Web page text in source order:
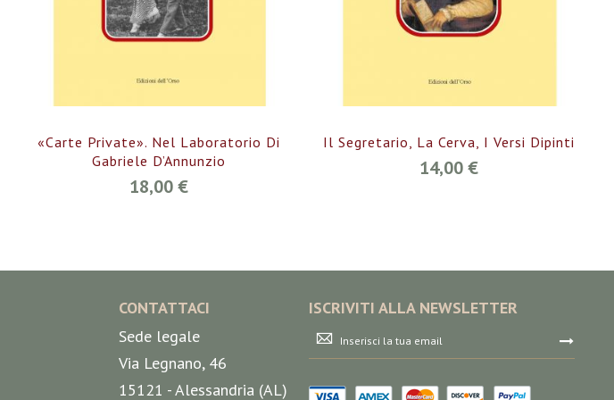
«Carte Private». Nel Laboratorio Di
Gabriele D’Annunzio
18,00 €
Il Segretario, La Cerva, I Versi Dipinti
14,00 €
CONTATTACI
Sede legale
Via Legnano, 46
15121 - Alessandria (AL)
ISCRIVITI ALLA NEWSLETTER
Iscriviti
alla
nostra